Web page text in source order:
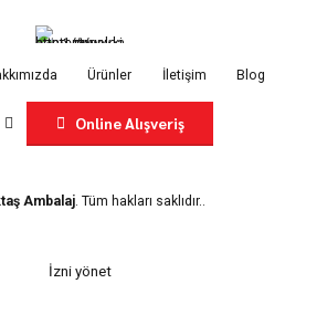
Ürünler İletişim Blog
Online Alışveriş
Ambalaj. Tüm hakları saklıdır..
İzni yönet